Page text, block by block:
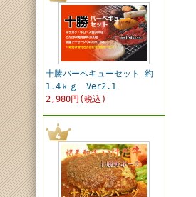
十勝バーベキューセット 約
1.4ｋｇ Ver2.1
2,980円(税込)